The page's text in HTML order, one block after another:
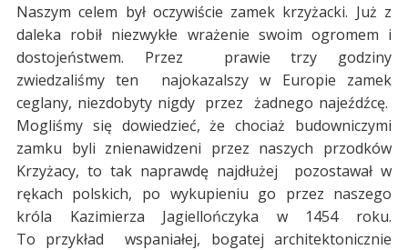
Naszym celem był oczywiście zamek krzyżacki. Już z
daleka robił niezwykłe wrażenie swoim ogromem i
dostojeństwem. Przez prawie trzy godziny
zwiedzaliśmy ten najokazalszy w Europie zamek
ceglany, niezdobyty nigdy przez żadnego najeźdźcę.
Mogliśmy się dowiedzieć, że chociaż budowniczymi
zamku byli znienawidzeni przez naszych przodków
Krzyżacy, to tak naprawdę najdłużej pozostawał w
rękach polskich, po wykupieniu go przez naszego
króla Kazimierza Jagiellończyka w 1454 roku.
To przykład wspaniałej, bogatej architektonicznie